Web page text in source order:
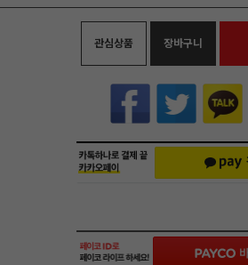
관심상품 장바구니